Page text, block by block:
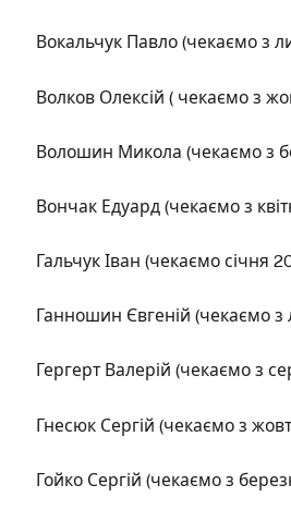
Вокальчук Павло (чекаємо з
Волков Олексій ( чекаємо з
Волошин Микола (чекаємо з
Вончак Едуард (чекаємо з
Гальчук Іван (чекаємо січня
Ганношин Євгеній (чекаємо з
Гергерт Валерій (чекаємо з
Гнесюк Сергій (чекаємо з
Гойко Сергій (чекаємо з